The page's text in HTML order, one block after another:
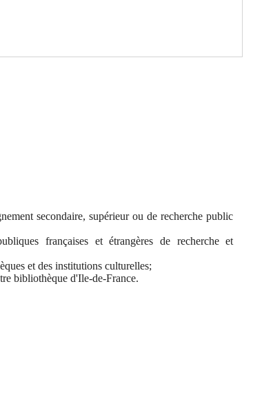
secondaire, supérieur ou de recherche public
françaises et étrangères de recherche et
et des institutions culturelles;
bibliothèque d'Ile-de-France.